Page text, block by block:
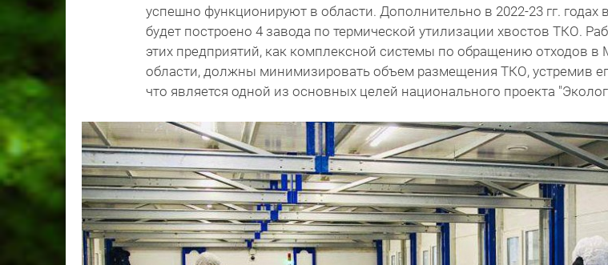
успешно функционируют в области. Дополнительно в 2022-23 гг. годах
будет построено 4 завода по термической утилизации хвостов ТКО.
этих предприятий, как комплексной системы по обращению отходов в
области, должны минимизировать объем размещения ТКО, устремив
что является одной из основных целей национального проекта